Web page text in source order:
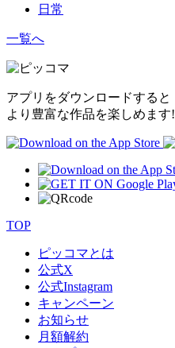
日常
一覧へ
アプリをダウンロードすると
より豊富な作品を楽しめます!
TOP
ピッコマとは
公式X
公式Instagram
キャンペーン
お知らせ
月額解約